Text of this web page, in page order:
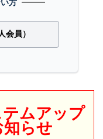
会員）
テムアップ
らせ